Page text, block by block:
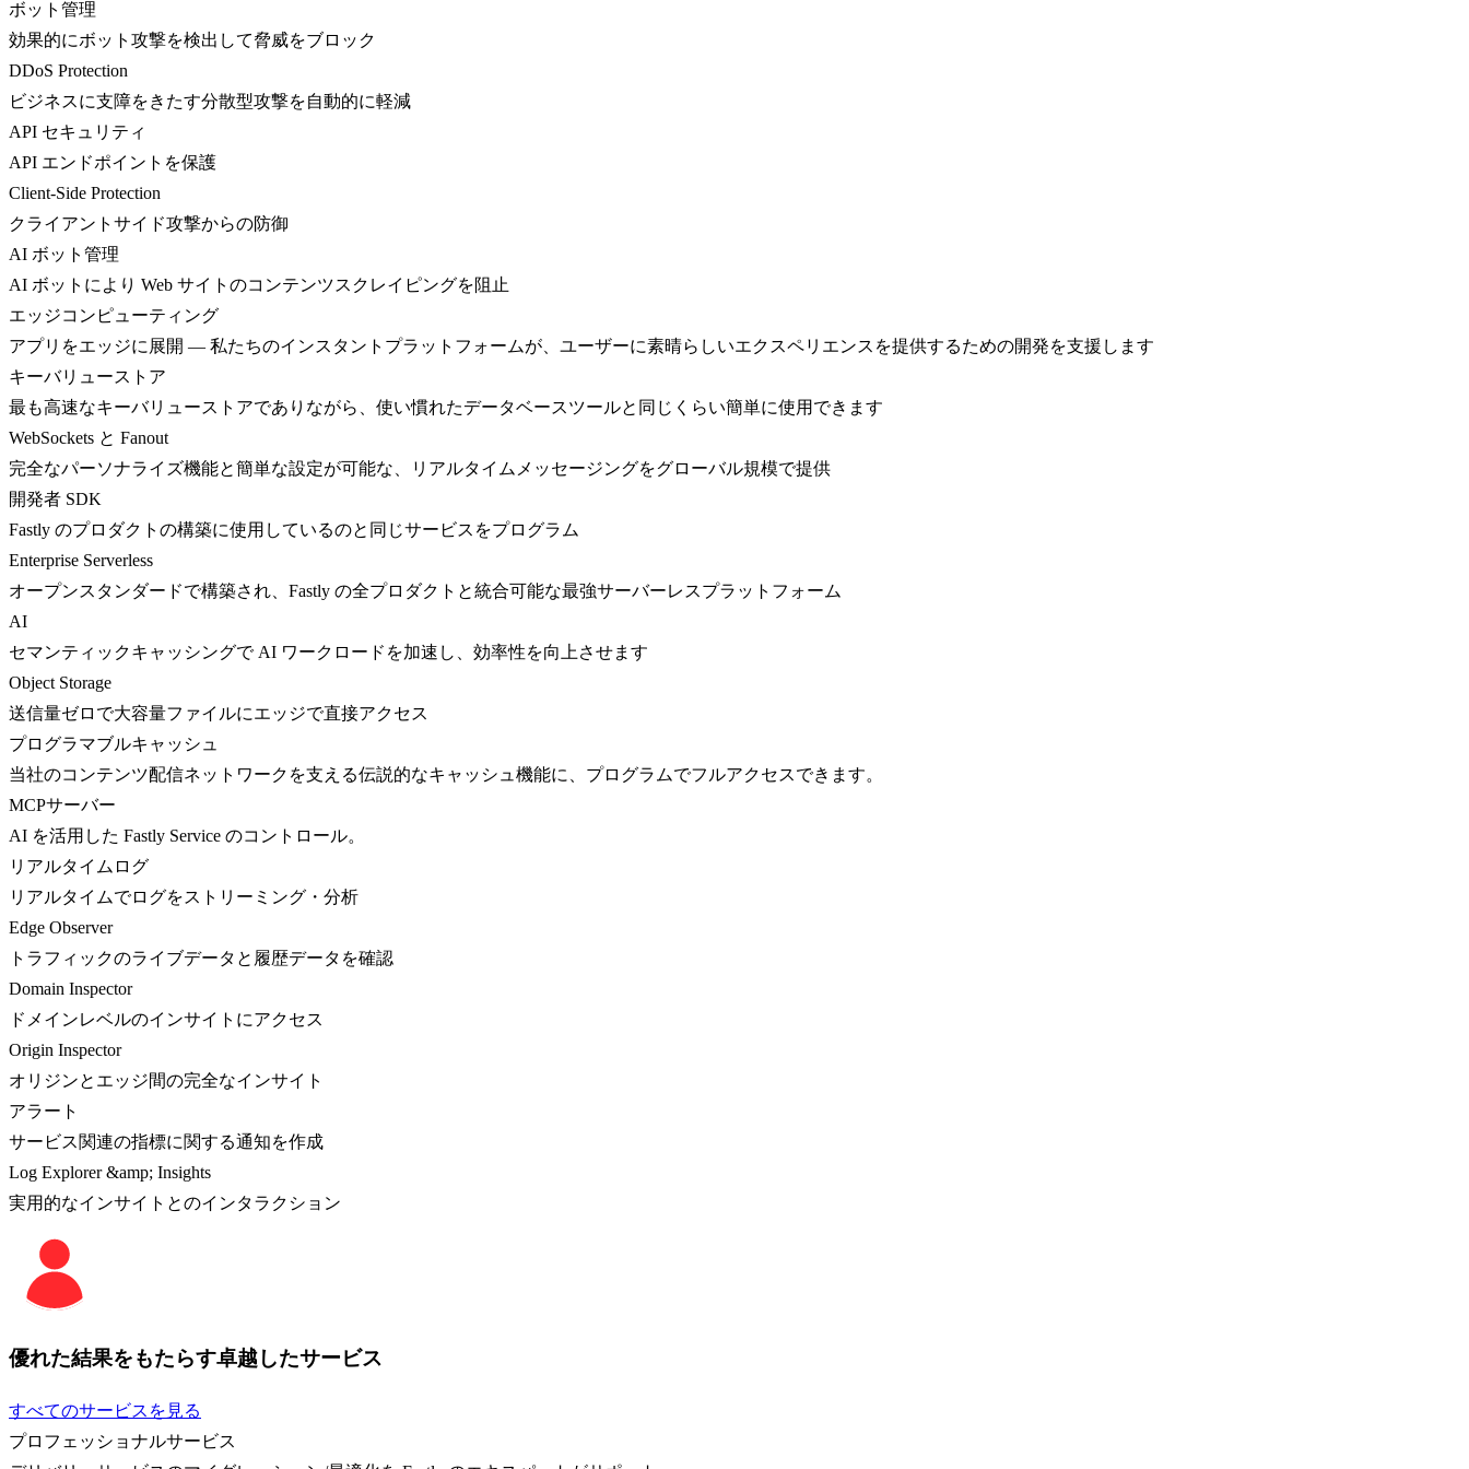
ボット管理
効果的にボット攻撃を検出して脅威をブロック
DDoS Protection
ビジネスに支障をきたす分散型攻撃を自動的に軽減
API セキュリティ
API エンドポイントを保護
Client-Side Protection
クライアントサイド攻撃からの防御
AI ボット管理
AI ボットにより Web サイトのコンテンツスクレイピングを阻止
エッジコンピューティング
アプリをエッジに展開 — 私たちのインスタントプラットフォームが、ユーザーに素晴らしいエクスペリエンスを提供するための開発を支援します
キーバリューストア
最も高速なキーバリューストアでありながら、使い慣れたデータベースツールと同じくらい簡単に使用できます
WebSockets と Fanout
完全なパーソナライズ機能と簡単な設定が可能な、リアルタイムメッセージングをグローバル規模で提供
開発者 SDK
Fastly のプロダクトの構築に使用しているのと同じサービスをプログラム
Enterprise Serverless
オープンスタンダードで構築され、Fastly の全プロダクトと統合可能な最強サーバーレスプラットフォーム
AI
セマンティックキャッシングで AI ワークロードを加速し、効率性を向上させます
Object Storage
送信量ゼロで大容量ファイルにエッジで直接アクセス
プログラマブルキャッシュ
当社のコンテンツ配信ネットワークを支える伝説的なキャッシュ機能に、プログラムでフルアクセスできます。
MCPサーバー
AI を活用した Fastly Service のコントロール。
リアルタイムログ
リアルタイムでログをストリーミング・分析
Edge Observer
トラフィックのライブデータと履歴データを確認
Domain Inspector
ドメインレベルのインサイトにアクセス
Origin Inspector
オリジンとエッジ間の完全なインサイト
アラート
サービス関連の指標に関する通知を作成
Log Explorer &amp; Insights
実用的なインサイトとのインタラクション
優れた結果をもたらす卓越したサービス
すべてのサービスを見る
プロフェッショナルサービス